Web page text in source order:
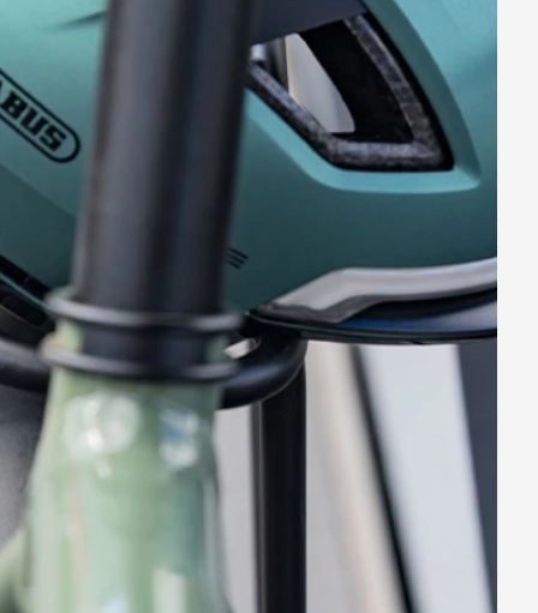
SERRURES SPÉCIALES /
SERRURES À EMPREINTES
ABUS TOUCH™ 57